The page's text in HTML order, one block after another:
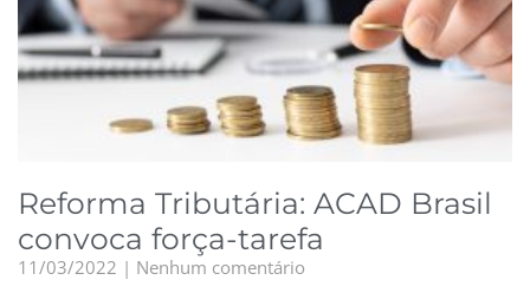
Reforma Tributária: ACAD Brasil
convoca força-tarefa
11/03/2022
Nenhum comentário